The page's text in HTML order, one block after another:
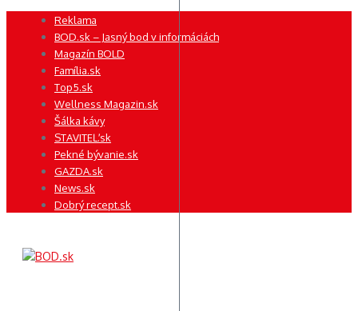
Preskočiť Reklama
BOD.sk – Jasný bod v informáciách
Magazín BOLD
Família.sk
Top5.sk
Wellness Magazin.sk
Šálka kávy
STAVITEĽ.sk
Pekné bývanie.sk
GAZDA.sk
News.sk
Dobrý recept.sk